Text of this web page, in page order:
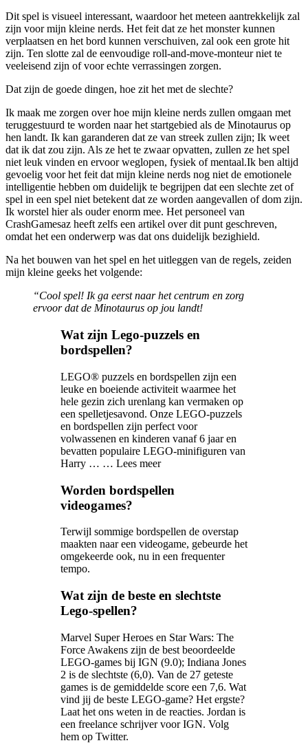
Dit spel is visueel interessant, waardoor het meteen aantrekkelijk zal
zijn voor mijn kleine nerds. Het feit dat ze het monster kunnen
verplaatsen en het bord kunnen verschuiven, zal ook een grote hit
zijn. Ten slotte zal de eenvoudige roll-and-move-monteur niet te
veeleisend zijn of voor echte verrassingen zorgen.
Dat zijn de goede dingen, hoe zit het met de slechte?
Ik maak me zorgen over hoe mijn kleine nerds zullen omgaan met
teruggestuurd te worden naar het startgebied als de Minotaurus op
hen landt. Ik kan garanderen dat ze van streek zullen zijn; Ik weet
dat ik dat zou zijn. Als ze het te zwaar opvatten, zullen ze het spel
niet leuk vinden en ervoor weglopen, fysiek of mentaal.Ik ben altijd
gevoelig voor het feit dat mijn kleine nerds nog niet de emotionele
intelligentie hebben om duidelijk te begrijpen dat een slechte zet of
spel in een spel niet betekent dat ze worden aangevallen of dom zijn.
Ik worstel hier als ouder enorm mee. Het personeel van
CrashGamesaz heeft zelfs een artikel over dit punt geschreven,
omdat het een onderwerp was dat ons duidelijk bezighield.
Na het bouwen van het spel en het uitleggen van de regels, zeiden
mijn kleine geeks het volgende:
“Cool spel! Ik ga eerst naar het centrum en zorg
ervoor dat de Minotaurus op jou landt!
Wat zijn Lego-puzzels en
bordspellen?
LEGO® puzzels en bordspellen zijn een
leuke en boeiende activiteit waarmee het
hele gezin zich urenlang kan vermaken op
een spelletjesavond. Onze LEGO-puzzels
en bordspellen zijn perfect voor
volwassenen en kinderen vanaf 6 jaar en
bevatten populaire LEGO-minifiguren van
Harry … … Lees meer
Worden bordspellen
videogames?
Terwijl sommige bordspellen de overstap
maakten naar een videogame, gebeurde het
omgekeerde ook, nu in een frequenter
tempo.
Wat zijn de beste en slechtste
Lego-spellen?
Marvel Super Heroes en Star Wars: The
Force Awakens zijn de best beoordeelde
LEGO-games bij IGN ​​(9.0); Indiana Jones
2 is de slechtste (6,0). Van de 27 geteste
games is de gemiddelde score een 7,6. Wat
vind jij de beste LEGO-game? Het ergste?
Laat het ons weten in de reacties. Jordan is
een freelance schrijver voor IGN. Volg
hem op Twitter.